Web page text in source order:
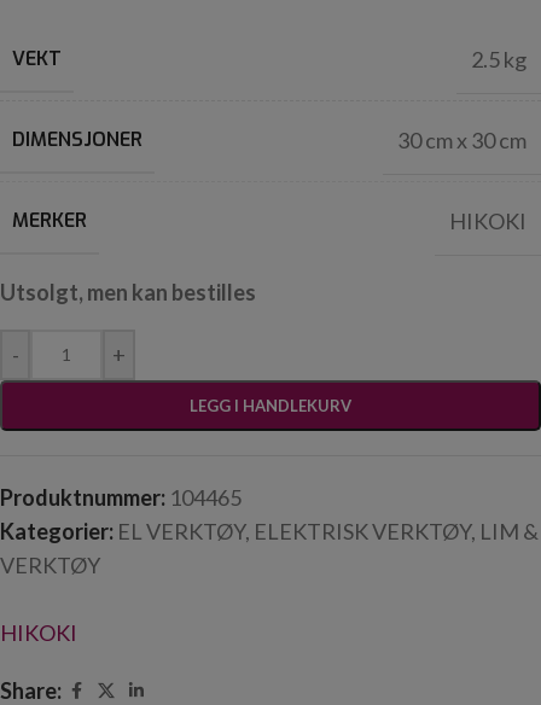
VEKT 2.5 kg
DIMENSJONER 30 cm x 30 cm
MERKER HIKOKI
Utsolgt, men kan bestilles
- +
LEGG I HANDLEKURV
Produktnummer: 104465
Kategorier: EL VERKTØY, ELEKTRISK VERKTØY, LIM &
VERKTØY
HIKOKI
Share: